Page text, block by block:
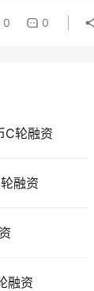
0 0
C轮融资
融资
融资